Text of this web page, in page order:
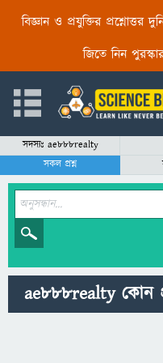
বিজ্ঞান ও প্রযুক্তির প্রশ্নোত্তর
জিতে নিন
সদস্যঃ ae888realty
সকল প্রশ্ন
ae888realty কোন